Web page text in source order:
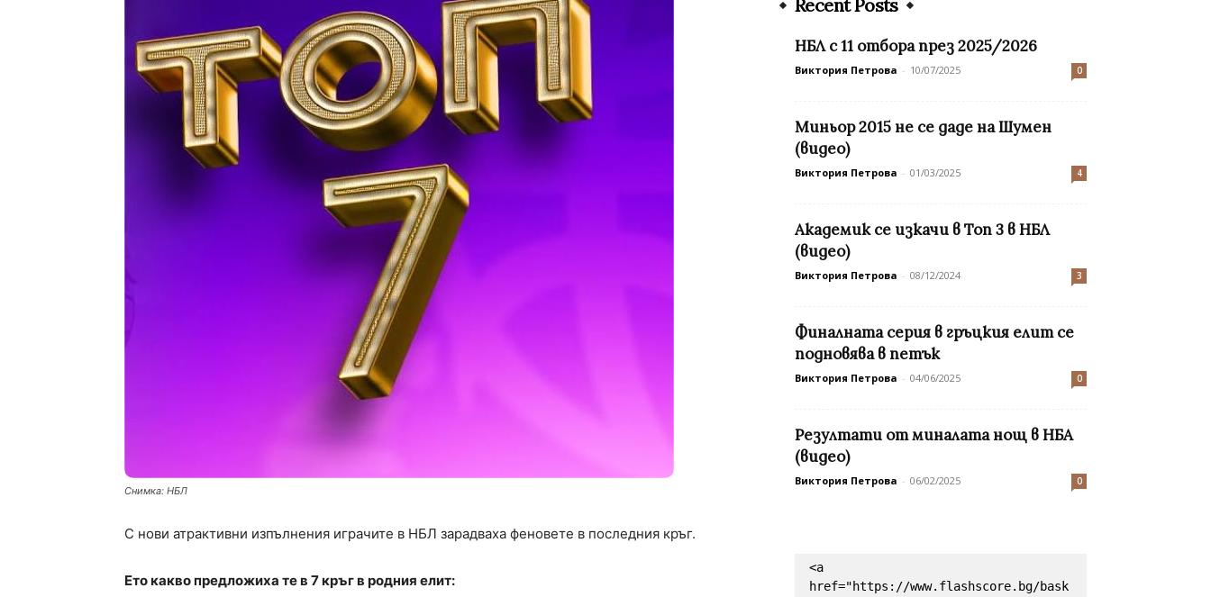
Снимка: НБЛ
С нови атрактивни изпълнения играчите в НБЛ зарадваха феновете в последния кръг.
Ето какво предложиха те в 7 кръг в родния елит:
Recent Posts
НБЛ с 11 отбора през 2025/2026
Виктория Петрова - 10/07/2025 0
Миньор 2015 не се даде на Шумен
(видео)
Виктория Петрова - 01/03/2025 4
Академик се изкачи в Топ 3 в НБЛ
(видео)
Виктория Петрова - 08/12/2024 3
Финалната серия в гръцкия елит се
подновява в петък
Виктория Петрова - 04/06/2025 0
Резултати от миналата нощ в НБА
(видео)
Виктория Петрова - 06/02/2025 0
<a
href="https://www.flashscore.bg/bask